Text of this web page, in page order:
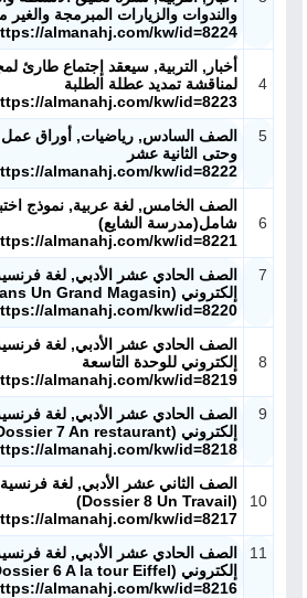
والندوات والزيارات المبرمجة والغير
almanahj.com/kw/id=8224
4
أخبار, التربية, سيعقد إجتماع طارئ
لمناقشة تمديد عطلة الطلبة
almanahj.com/kw/id=8223
5
الصف السادس, رياضيات, أوراق عمل
وحتى الثانية عشر
almanahj.com/kw/id=8222
6
الصف الخامس, لغة عربية, نموذج
شامل(مدرسة الشايع)
almanahj.com/kw/id=8221
7
الصف الحادي عشر الأدبي, لغة
إلكتروني (Dossier 8Dans Un Grand Magasin)
almanahj.com/kw/id=8220
8
الصف الحادي عشر الأدبي, لغة
إلكتروني للوحدة التاسعة
almanahj.com/kw/id=8219
9
الصف الحادي عشر الأدبي, لغة
إلكتروني (Dossier 7 An restaurant)
almanahj.com/kw/id=8218
10
الصف الثاني عشر الأدبي, لغة
(Dossier 8 Un Travail)
almanahj.com/kw/id=8217
11
الصف الحادي عشر الأدبي, لغة
إلكتروني (Dossier 6 A la tour Eiffel)
almanahj.com/kw/id=8216